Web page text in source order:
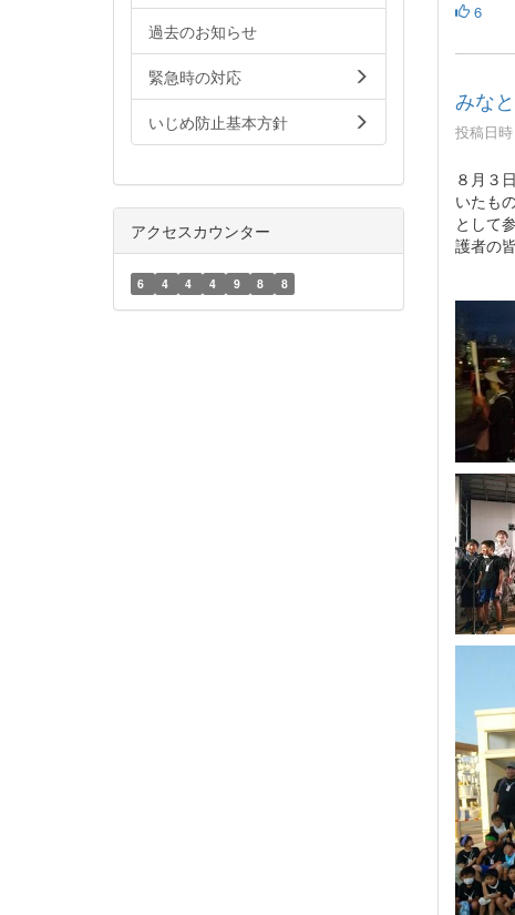
6
みな
投稿日
８月３
いたも
として
護者の
過去のお知らせ
緊急時の対応
いじめ防止基本方針
アクセスカウンター
6 4 4 4 9 8 8